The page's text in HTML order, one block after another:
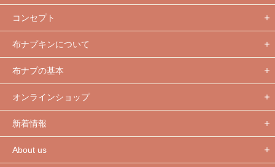
コンセプト
布ナプキンについて
布ナプの基本
オンラインショップ
新着情報
About us